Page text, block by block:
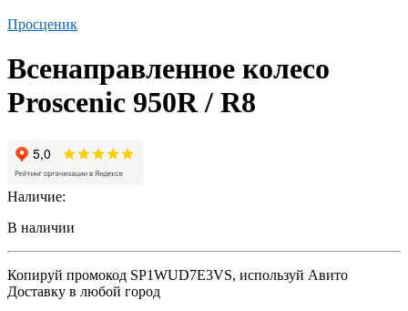
Просценик
Всенаправленное колесо
Proscenic 950R / R8
Наличие:
В наличии
Копируй промокод SP1WUD7E3VS, используй Авито
Доставку в любой город